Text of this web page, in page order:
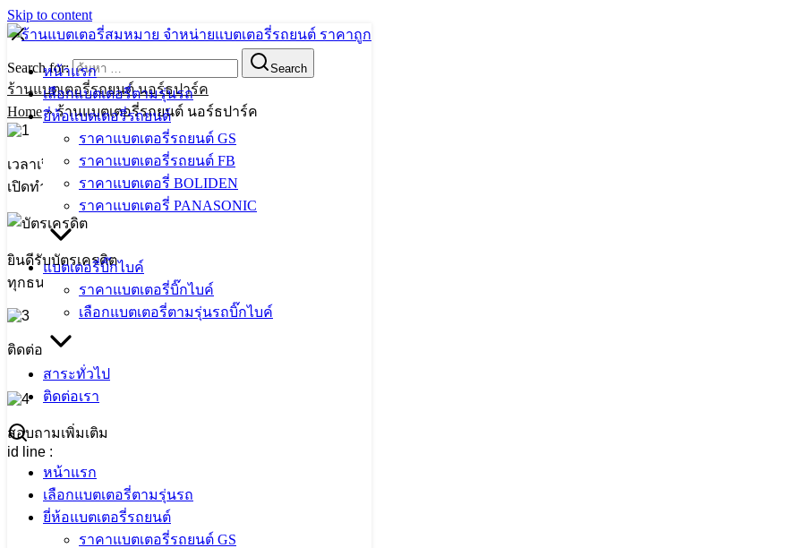
Skip to content
หน้าแรก
เลือกแบตเตอรี่ตามรุ่นรถ
ยี่ห้อแบตเตอรี่รถยนต์
ราคาแบตเตอรี่รถยนต์ GS
ราคาแบตเตอรี่รถยนต์ FB
ราคาแบตเตอรี่ BOLIDEN
ราคาแบตเตอรี่ PANASONIC
แบตเตอรี่บิ๊กไบค์
ราคาแบตเตอรี่บิ๊กไบค์
เลือกแบตเตอรี่ตามรุ่นรถบิ๊กไบค์
สาระทั่วไป
ติดต่อเรา
หน้าแรก
เลือกแบตเตอรี่ตามรุ่นรถ
ยี่ห้อแบตเตอรี่รถยนต์
ราคาแบตเตอรี่รถยนต์ GS
Search for: Search
ร้านแบตเตอรี่รถยนต์ นอร์ธปาร์ค
Home»ร้านแบตเตอรี่รถยนต์ นอร์ธปาร์ค
เวลาเปิด-ปิด
เปิดทำการ 08:00-20:00
ยินดีรับบัตรเครดิต
ทุกธนาคาร
ติดต่อ
061-707-5884, 062-083-5445
สอบถามเพิ่มเติม
id line :